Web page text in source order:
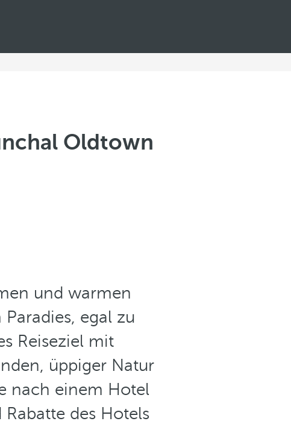
Oldtown
und warmen
egal zu
Reiseziel mit
üppiger Natur
nach einem Hotel
des Hotels